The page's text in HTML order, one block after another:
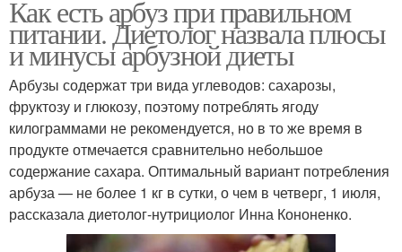
Как есть арбуз при правильном
питании. Диетолог назвала плюсы
и минусы арбузной диеты
Арбузы содержат три вида углеводов: сахарозы,
фруктозу и глюкозу, поэтому потреблять ягоду
килограммами не рекомендуется, но в то же время в
продукте отмечается сравнительно небольшое
содержание сахара. Оптимальный вариант потребления
арбуза — не более 1 кг в сутки, о чем в четверг, 1 июля,
рассказала диетолог-нутрициолог Инна Кононенко.